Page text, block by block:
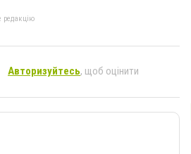
редакцію
Авторизуйтесь, щоб оцінити